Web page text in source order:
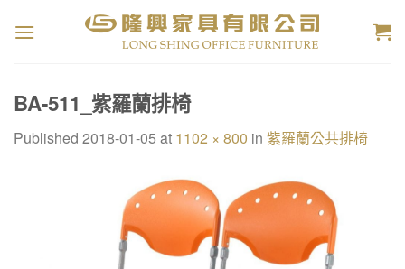
BA-511_紫羅蘭排椅
Published 2018-01-05 at 1102 × 800 in 紫羅蘭公共排椅